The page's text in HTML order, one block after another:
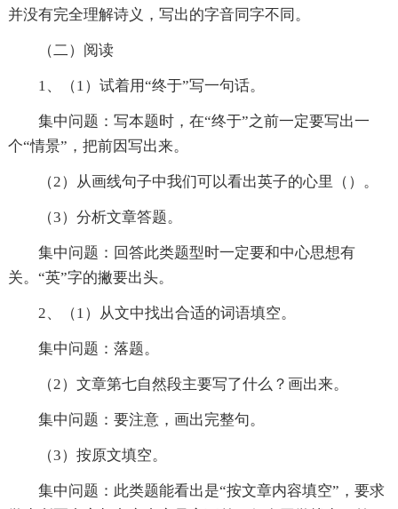
并没有完全理解诗义，写出的字音同字不同。
（二）阅读
1、（1）试着用“终于”写一句话。
集中问题：写本题时，在“终于”之前一定要写出一
个“情景”，把前因写出来。
（2）从画线句子中我们可以看出英子的心里（）。
（3）分析文章答题。
集中问题：回答此类题型时一定要和中心思想有
关。“英”字的撇要出头。
2、（1）从文中找出合适的词语填空。
集中问题：落题。
（2）文章第七自然段主要写了什么？画出来。
集中问题：要注意，画出完整句。
（3）按原文填空。
集中问题：此类题能看出是“按文章内容填空”，要求